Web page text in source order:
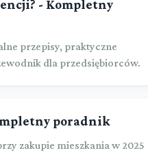
- Kompletny
przepisy, praktyczne
dla przedsiębiorców.
poradnik
zakupie mieszkania w 2025